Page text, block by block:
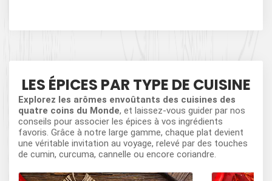
LES ÉPICES PAR TYPE DE CUISINE
Explorez les arômes envoûtants des cuisines des
quatre coins du Monde, et laissez-vous guider par nos
conseils pour associer les épices à vos ingrédients
favoris. Grâce à notre large gamme, chaque plat devient
une véritable invitation au voyage, relevé par des touches
de cumin, curcuma, cannelle ou encore coriandre.